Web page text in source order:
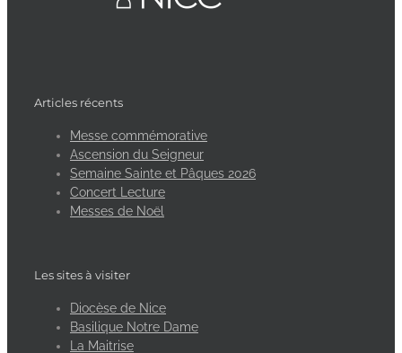
Articles récents
Messe commémorative
Ascension du Seigneur
Semaine Sainte et Pâques 2026
Concert Lecture
Messes de Noël
Les sites à visiter
Diocèse de Nice
Basilique Notre Dame
La Maitrise